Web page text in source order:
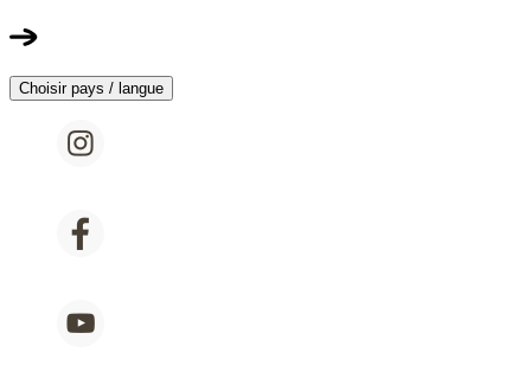
Choisir pays / langue